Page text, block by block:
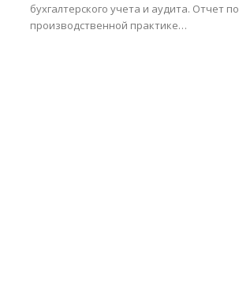
бухгалтерского учета и аудита. Отчет по
производственной практике…